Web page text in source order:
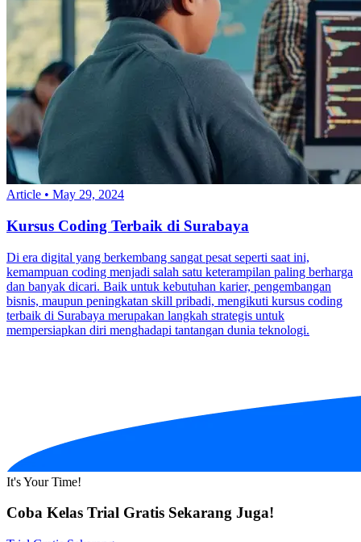
Article • May 29, 2024
Kursus Coding Terbaik di Surabaya
Di era digital yang berkembang sangat pesat seperti saat ini,
kemampuan coding menjadi salah satu keterampilan paling berharga
dan banyak dicari. Baik untuk kebutuhan karier, pengembangan
bisnis, maupun peningkatan skill pribadi, mengikuti kursus coding
terbaik di Surabaya merupakan langkah strategis untuk
mempersiapkan diri menghadapi tantangan dunia teknologi.
It's Your Time!
Coba Kelas Trial Gratis Sekarang Juga!